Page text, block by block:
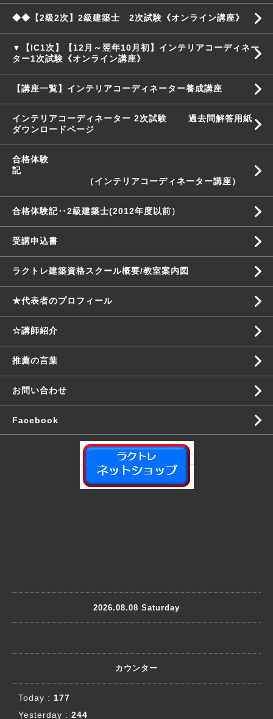
◆◆【2級2次】2級建築士 2次試験《オンライン講座》
▼【IC1次】【12月～翌年10月初】インテリアコーディネー
ター1次試験《オンライン講座》
【講座一覧】インテリアコーディネーター養成講座
インテリアコーディネーター 2次試験 過去問解答用紙
ダウンロードページ
合格体験
記
（インテリアコーディネーター講座）
合格体験記‥2級建築士(2012年度以前）
受講申込書
ラクトレ建築資格スクール概要/教室案内図
★代表者のプロフィール
☆講師紹介
推薦の言葉
お問い合わせ
Facebook
2026.08.08 Saturday
カウンター
Today : 177
Yesterday : 244